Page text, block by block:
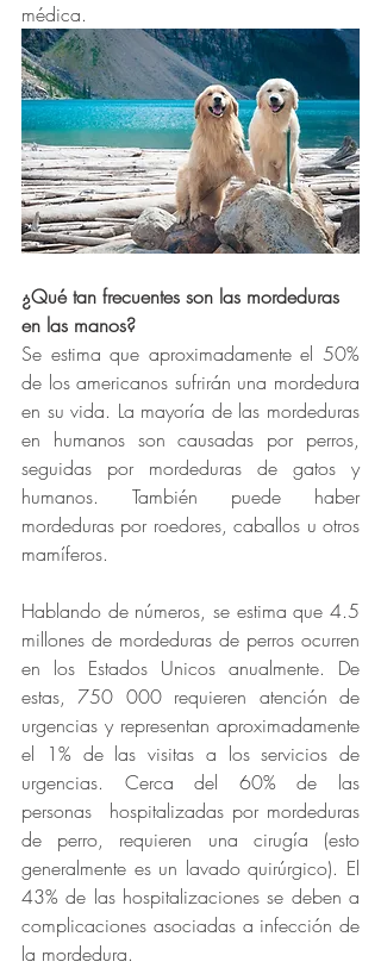
médica.
¿Qué tan frecuentes son las mordeduras
en las manos?
Se estima que aproximadamente el 50%
de los americanos sufrirán una mordedura
en su vida. La mayoría de las mordeduras
en humanos son causadas por perros,
seguidas por mordeduras de gatos y
humanos. También puede haber
mordeduras por roedores, caballos u otros
mamíferos.
Hablando de números, se estima que 4.5
millones de mordeduras de perros ocurren
en los Estados Unicos anualmente. De
estas, 750 000 requieren atención de
urgencias y representan aproximadamente
el 1% de las visitas a los servicios de
urgencias. Cerca del 60% de las
personas  hospitalizadas por mordeduras
de perro, requieren una cirugía (esto
generalmente es un lavado quirúrgico). El
43% de las hospitalizaciones se deben a
complicaciones asociadas a infección de
la mordedura.